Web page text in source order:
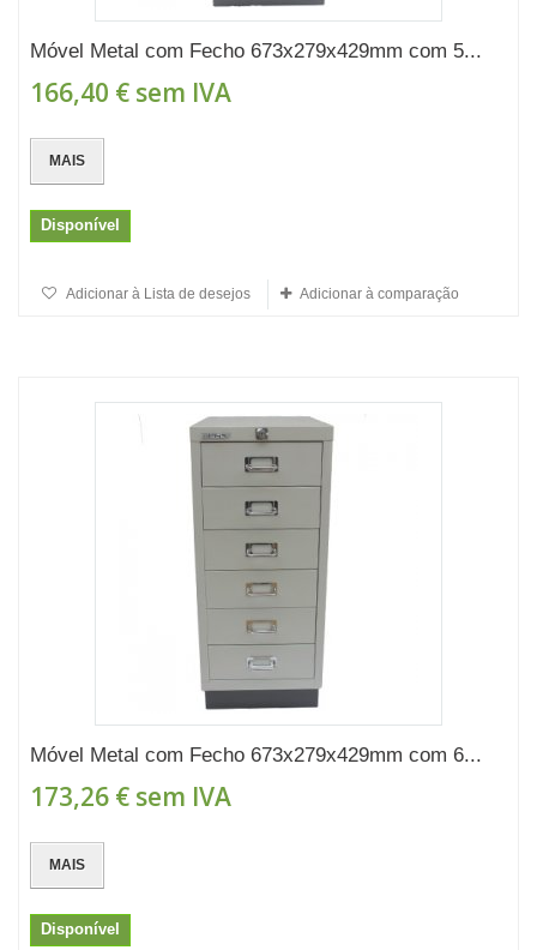
Móvel Metal com Fecho 673x279x429mm com 5...
166,40 € sem IVA
MAIS
Disponível
Adicionar à Lista de desejos Adicionar à comparação
Móvel Metal com Fecho 673x279x429mm com 6...
173,26 € sem IVA
MAIS
Disponível